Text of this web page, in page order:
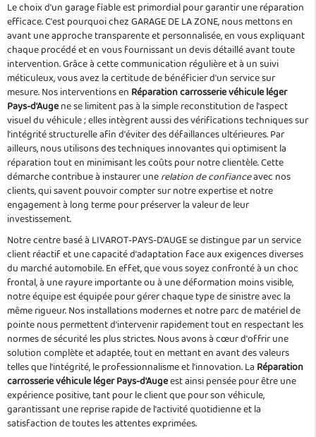
Le choix d'un garage fiable est primordial pour garantir une réparation
efficace. C'est pourquoi chez GARAGE DE LA ZONE, nous mettons en
avant une approche transparente et personnalisée, en vous expliquant
chaque procédé et en vous fournissant un devis détaillé avant toute
intervention. Grâce à cette communication régulière et à un suivi
méticuleux, vous avez la certitude de bénéficier d'un service sur
mesure. Nos interventions en Réparation carrosserie véhicule léger
Pays-d'Augene se limitent pas à la simple reconstitution de l'aspect
visuel du véhicule ; elles intègrent aussi des vérifications techniques sur
l'intégrité structurelle afin d'éviter des défaillances ultérieures. Par
ailleurs, nous utilisons des techniques innovantes qui optimisent la
réparation tout en minimisant les coûts pour notre clientèle. Cette
démarche contribue à instaurer unerelation de confianceavec nos
clients, qui savent pouvoir compter sur notre expertise et notre
engagement à long terme pour préserver la valeur de leur
investissement.
Notre centre basé à LIVAROT-PAYS-D'AUGE se distingue par un service
client réactif et une capacité d'adaptation face aux exigences diverses
du marché automobile. En effet, que vous soyez confronté à un choc
frontal, à une rayure importante ou à une déformation moins visible,
notre équipe est équipée pour gérer chaque type de sinistre avec la
même rigueur. Nos installations modernes et notre parc de matériel de
pointe nous permettent d'intervenir rapidement tout en respectant les
normes de sécurité les plus strictes. Nous avons à cœur d'offrir une
solution complète et adaptée, tout en mettant en avant des valeurs
telles que l'intégrité, le professionnalisme et l'innovation. La Réparation
carrosserie véhicule léger Pays-d'Augeest ainsi pensée pour être une
expérience positive, tant pour le client que pour son véhicule,
garantissant une reprise rapide de l'activité quotidienne et la
satisfaction de toutes les attentes exprimées.